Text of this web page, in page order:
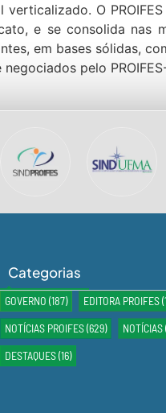
O
e se consolida nas
em bases sólidas,
pelo
Categorias
GOVERNO (187) EDITORA PROIFES
NOTÍCIAS PROIFES(629) NOTÍCIAS
DESTAQUES(16)